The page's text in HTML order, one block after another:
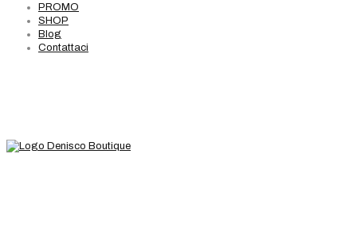
PROMO
SHOP
Blog
Contattaci